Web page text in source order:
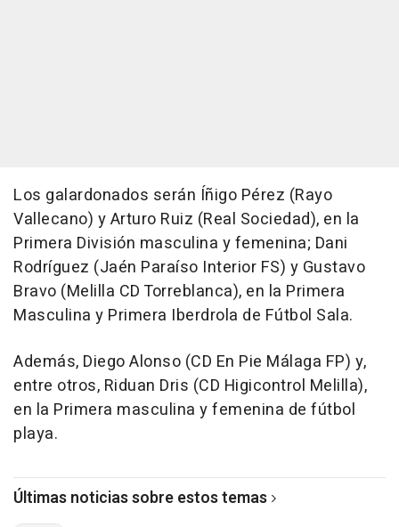
Los galardonados serán Íñigo Pérez (Rayo
Vallecano) y Arturo Ruiz (Real Sociedad), en la
Primera División masculina y femenina; Dani
Rodríguez (Jaén Paraíso Interior FS) y Gustavo
Bravo (Melilla CD Torreblanca), en la Primera
Masculina y Primera Iberdrola de Fútbol Sala.
Además, Diego Alonso (CD En Pie Málaga FP) y,
entre otros, Riduan Dris (CD Higicontrol Melilla),
en la Primera masculina y femenina de fútbol
playa.
Últimas noticias sobre estos temas